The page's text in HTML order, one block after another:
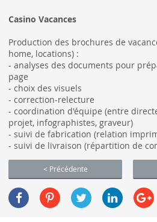
Casino Vacances
Production des brochures de
home, locations) :
- analyses des documents pour
page
- choix des visuels
- correction-relecture
- coordination d'équipe (entre
projet, infographistes, graveur)
- suivi de fabrication (relation
- suivi de livraison (répartition de
< Précédente